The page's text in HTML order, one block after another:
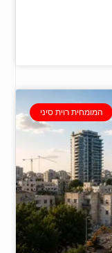
המומחית רוית סיני